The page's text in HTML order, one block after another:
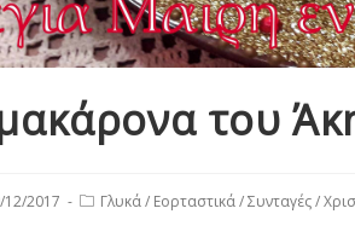
του
12/2017
PostΓλυκά/ Εορταστικά/Συνταγές/